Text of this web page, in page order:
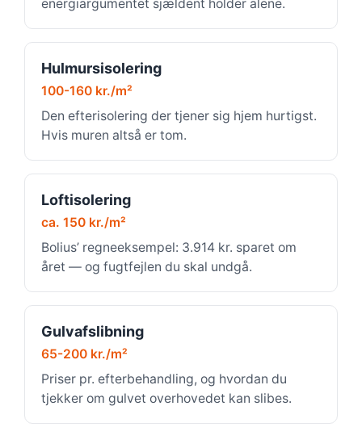
energiargumentet sjældent holder alene.
Hulmursisolering
100-160 kr./m²
Den efterisolering der tjener sig hjem hurtigst.
Hvis muren altså er tom.
Loftisolering
ca. 150 kr./m²
Bolius’ regneeksempel: 3.914 kr. sparet om
året — og fugtfejlen du skal undgå.
Gulvafslibning
65-200 kr./m²
Priser pr. efterbehandling, og hvordan du
tjekker om gulvet overhovedet kan slibes.